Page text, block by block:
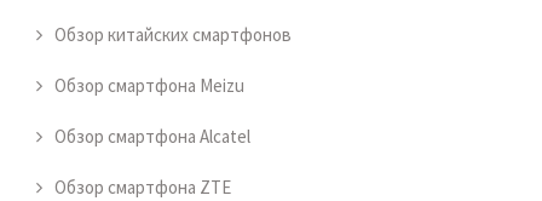
Обзор китайских смартфонов
Обзор смартфона Meizu
Обзор смартфона Alcatel
Обзор смартфона ZTE